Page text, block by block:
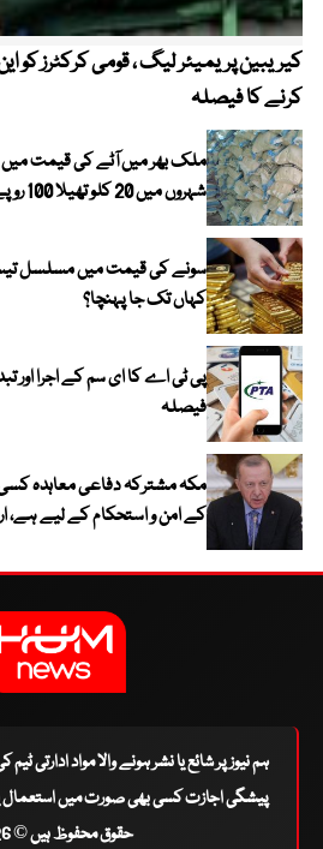
کرنے کا فیصلہ
ملک بھر میں آٹے کی قیمت
شہروں میں 20 کلو تھیلا 100 روپے تک مہنگا
سونے کی قیمت میں مسلسل
کہاں تک جا پہنچا؟
پی ٹی اے کا ای سم کے اجرا اور
فیصلہ
مکہ مشترکہ دفاعی معاہدہ
کے امن و استحکام کے لیے ہے،
ہم نیوز پر شائع یا نشر ہونے والا مواد ادارتی
پیشگی اجازت کسی بھی صورت میں استعمال
حقوق محفوظ ہیں © 2026